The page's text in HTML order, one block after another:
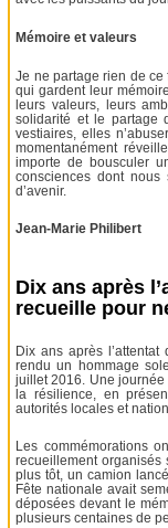
Mémoire et valeurs
Je ne partage rien de
qui gardent leur
leurs valeurs, leurs
solidarité et le partage
vestiaires, elles
momentanément
importe de bousculer
consciences dont nous
d’avenir.
Jean-Marie Philibert
Dix ans après
recueille pour
Dix ans après
rendu un hommage
juillet 2016. Une
la résilience, en
autorités locales et
Les commémorations
recueillement organisés
plus tôt, un camion
Fête nationale avait
déposées devant le
plusieurs centaines de